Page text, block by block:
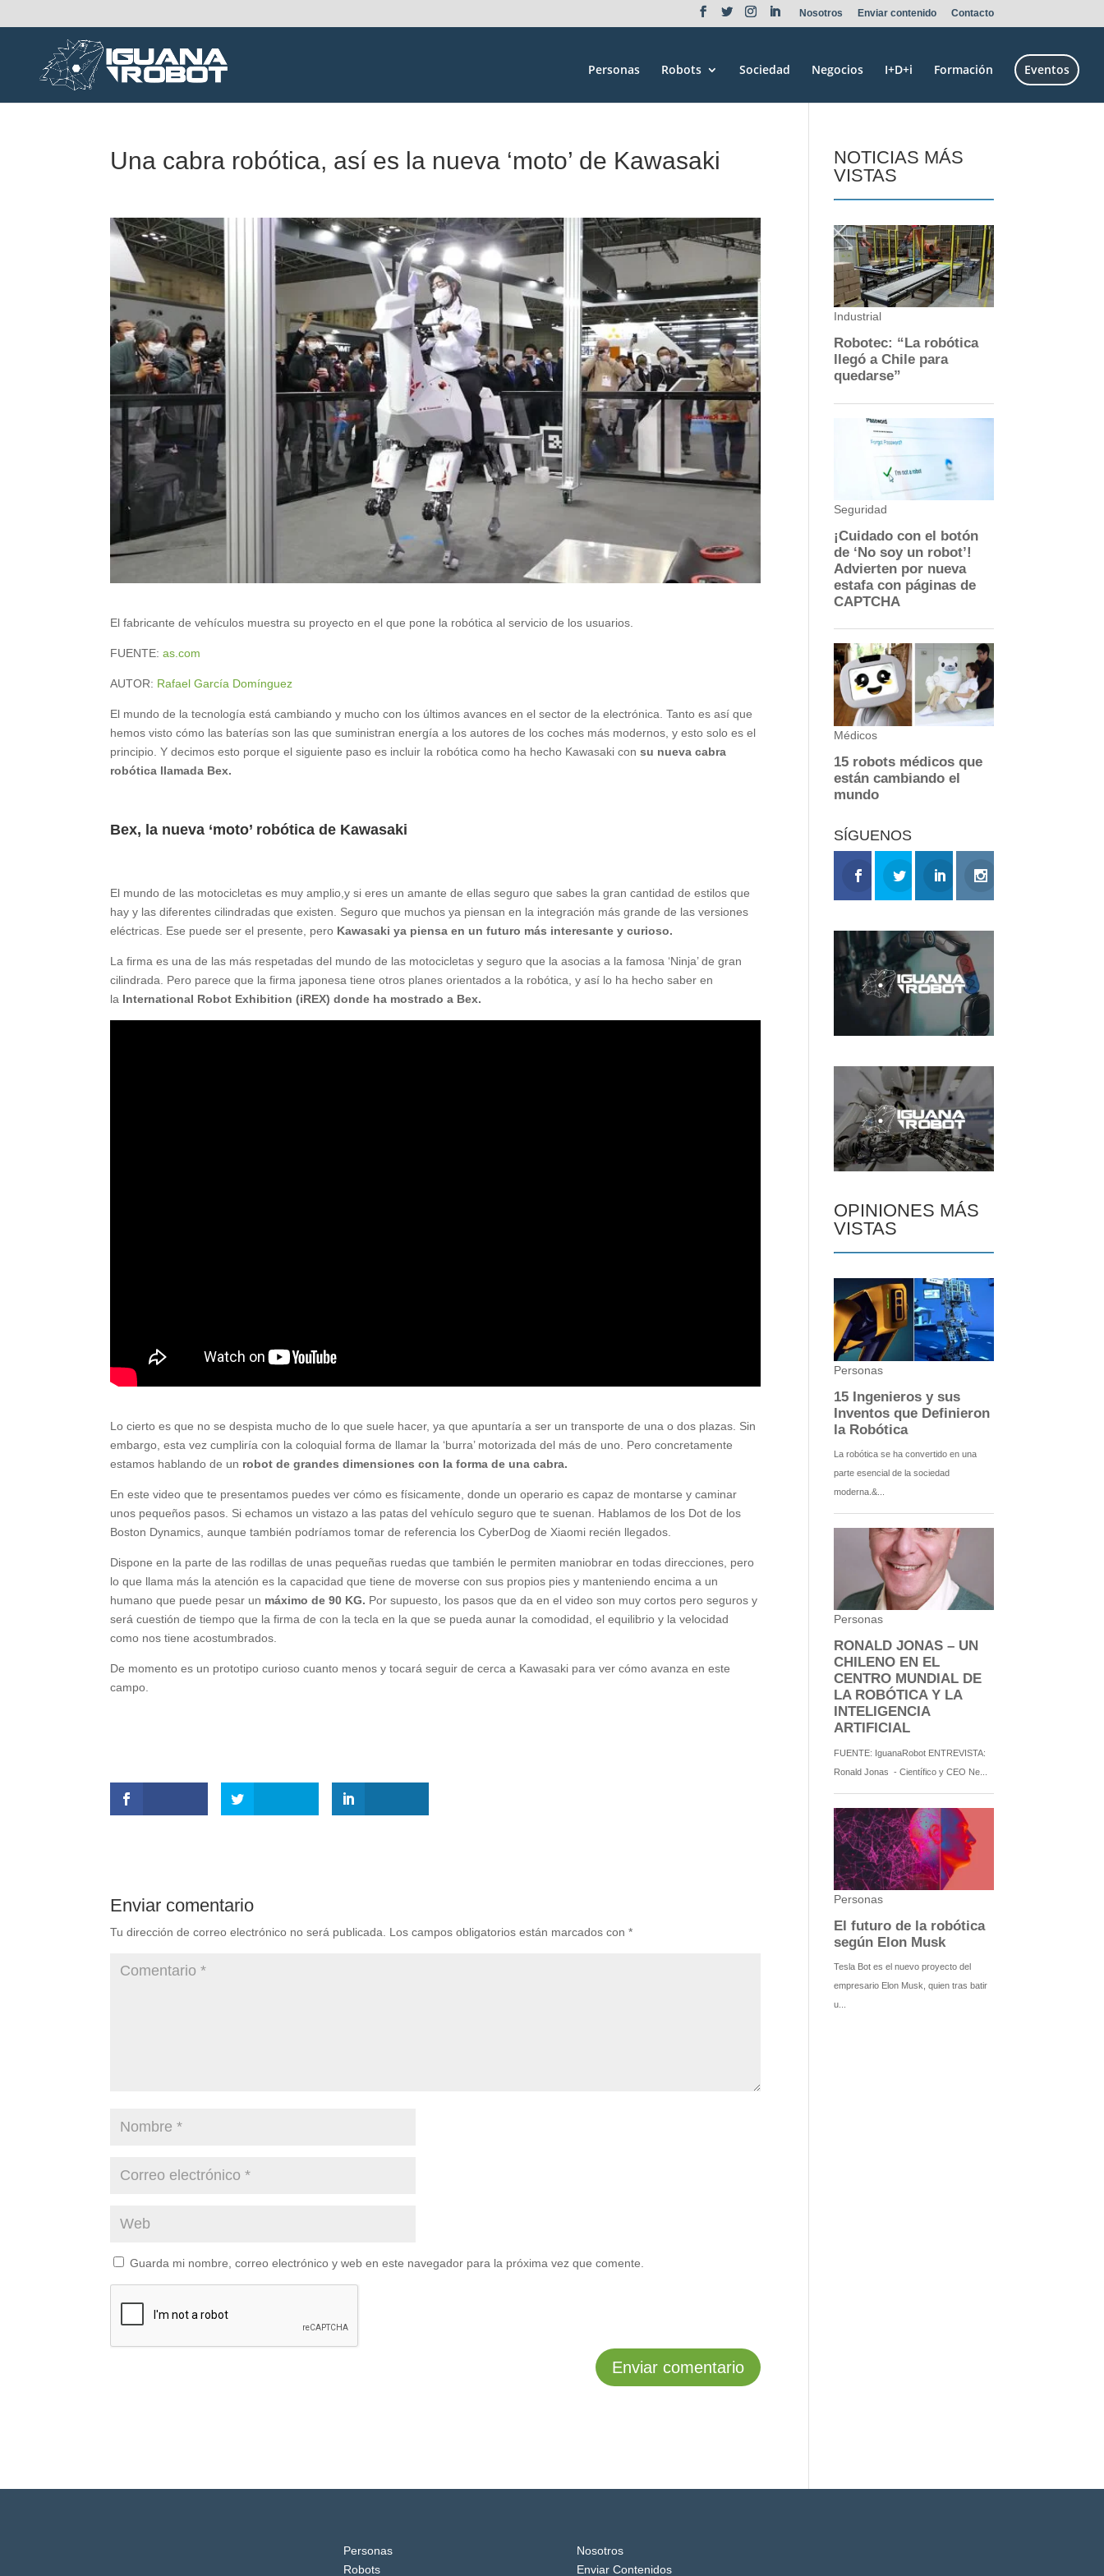
Nosotros Enviar contenido Contacto
Personas Robots Sociedad Negocios I+D+i Formación Eventos
Una cabra robótica, así es la nueva ‘moto’ de Kawasaki
El fabricante de vehículos muestra su proyecto en el que pone la robótica al servicio de los usuarios.
FUENTE:as.com
AUTOR: Rafael García Domínguez
El mundo de la tecnología está cambiando y mucho con los últimos avances en el sector de la electrónica. Tanto es así que
hemos visto cómo las baterías son las que suministran energía a los autores de los coches más modernos, y esto solo es el
principio. Y decimos esto porque el siguiente paso es incluir la robótica como ha hecho Kawasaki consu nueva cabra
robótica llamada Bex.
Bex, la nueva ‘moto’ robótica de Kawasaki
El mundo de las motocicletas es muy amplio,y si eres un amante de ellas seguro que sabes la gran cantidad de estilos que
hay y las diferentes cilindradas que existen. Seguro que muchos ya piensan en la integración más grande de las versiones
eléctricas. Ese puede ser el presente, pero Kawasaki ya piensa en un futuro más interesante y curioso.
La firma es una de las más respetadas del mundo de las motocicletas y seguro que la asocias a la famosa ‘Ninja’ de gran
cilindrada. Pero parece que la firma japonesa tiene otros planes orientados a la robótica, y así lo ha hecho saber en
la International Robot Exhibition (iREX) donde ha mostrado a Bex.
Lo cierto es que no se despista mucho de lo que suele hacer, ya que apuntaría a ser un transporte de una o dos plazas. Sin
embargo, esta vez cumpliría con la coloquial forma de llamar la ‘burra’ motorizada del más de uno. Pero concretamente
estamos hablando de un robot de grandes dimensiones con la forma de una cabra.
En este video que te presentamos puedes ver cómo es físicamente, donde un operario es capaz de montarse y caminar
unos pequeños pasos. Si echamos un vistazo a las patas del vehículo seguro que te suenan. Hablamos de los Dot de los
Boston Dynamics, aunque también podríamos tomar de referencia los CyberDog de Xiaomi recién llegados.
Dispone en la parte de las rodillas de unas pequeñas ruedas que también le permiten maniobrar en todas direcciones, pero
lo que llama más la atención es la capacidad que tiene de moverse con sus propios pies y manteniendo encima a un
humano que puede pesar un máximo de 90 KG. Por supuesto, los pasos que da en el video son muy cortos pero seguros y
será cuestión de tiempo que la firma de con la tecla en la que se pueda aunar la comodidad, el equilibrio y la velocidad
como nos tiene acostumbrados.
De momento es un prototipo curioso cuanto menos y tocará seguir de cerca a Kawasaki para ver cómo avanza en este
campo.
Enviar comentario
Tu dirección de correo electrónico no será publicada. Los campos obligatorios están marcados con*
Guarda mi nombre, correo electrónico y web en este navegador para la próxima vez que comente.
NOTICIAS MÁS
VISTAS
SÍGUENOS
OPINIONES MÁS
VISTAS
Personas
Robots
Nosotros
Enviar Contenidos